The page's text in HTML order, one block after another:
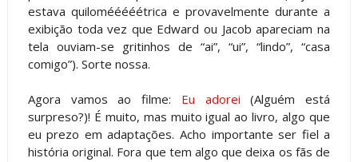
estava quilomééééétrica e provavelmente durante a
exibição toda vez que Edward ou Jacob apareciam na
tela ouviam-se gritinhos de “ai”, “ui”, “lindo”, “casa
comigo”). Sorte nossa.
Agora vamos ao filme: Eu adorei (Alguém está
surpreso?)! É muito, mas muito igual ao livro, algo que
eu prezo em adaptações. Acho importante ser fiel a
história original. Fora que tem algo que deixa os fãs de